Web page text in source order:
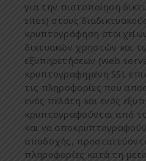
για την πιστοποίηση
sites) στους
κρυπτογράφηση
δικτυακών χρηστών και
εξυπ ηρετήσεων (web
κρυπτογραφη μένη SSL επ
τις πληροφορίες που απ
ενός πελάτη και ενός εξυπ
κρυπτογραφούνται από
και να αποκρυπ
αποδοχής, π
πληροφορίες κατά τη μ